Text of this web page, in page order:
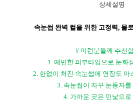
상세설명
속눈썹 완벽 컬을 위한 고정력, 물
# 이런분들께 추천
1. 예민한 피부타입으로 눈화
2. 한없이 처진 속눈썹에 연장도 마
3. 속눈썹이 자꾸 눈동자
4. 가까운 곳은 민낯으로